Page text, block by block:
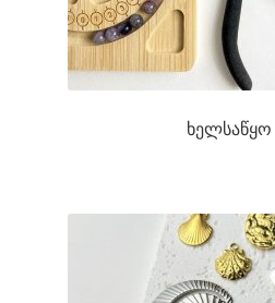
ხელსაწყო